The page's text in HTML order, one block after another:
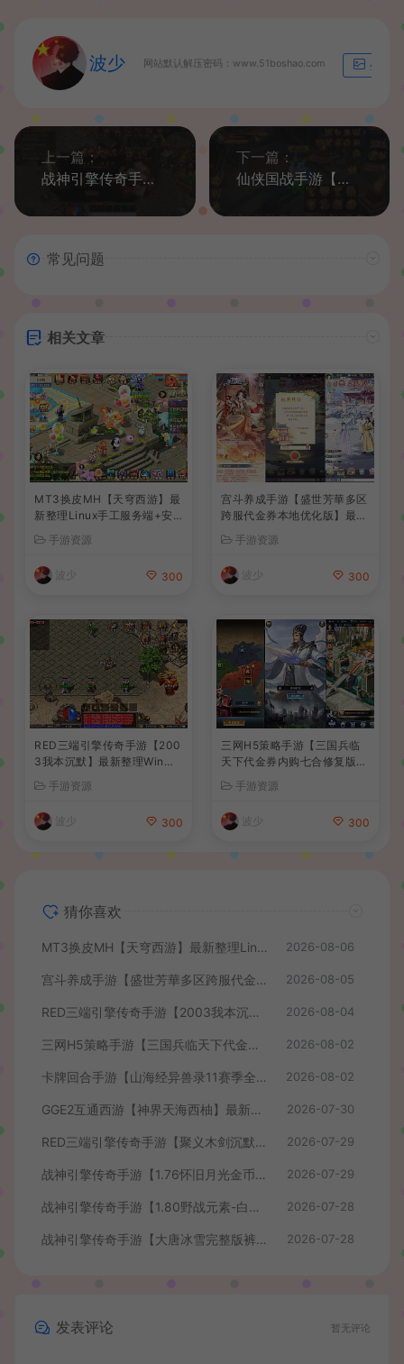
波少 网站默认解压密码：www.51boshao.com 生成海
上一篇：
战神引擎传奇手游【热血屠龙三职业[裤衩]免授权修复版】最新整理Win系一键服务端+安卓苹果双端+GM授权物品后台+详细搭建教程
下一篇：
仙侠国战手游【九州天下本地跨服版】最新整理Linux手工服务端+安卓苹果双端+运行后台+GM授权后台+详细搭建教程
常见问题
相关文章
MT3换皮MH【天穹西游】最
新整理Linux手工服务端+安
卓苹果双端+GM后台+详细搭
建教程+全套源码+视频教程
手游资源
波少 300
宫斗养成手游【盛世芳華多区
跨服代金券本地优化版】最新
整理单机一键即玩端+Linux
手工服务端+CDK授权后台
+安卓+详细搭建教程
手游资源
波少 300
RED三端引擎传奇手游【200
3我本沉默】最新整理Win系
服务端+安卓苹果PC三端+详
细搭建教程
手游资源
波少 300
三网H5策略手游【三国兵临
天下代金券内购七合修复版】
最新整理单机一键即玩镜像端
+Linux手工服务端+管理后台
+GM授权后台+简易安卓客户
端+详细搭建教程+视频教程
手游资源
波少 300
猜你喜欢
MT3换皮MH【天穹西游】最新整理Linux手工服务端+安卓苹果双端+GM后台+详细搭建教程+全套源码+视频教程 2026-08-06
宫斗养成手游【盛世芳華多区跨服代金券本地优化版】最新整理单机一键即玩端+Linux手工服务端+CDK授权后台+安卓+详细搭建教程 2026-08-05
RED三端引擎传奇手游【2003我本沉默】最新整理Win系服务端+安卓苹果PC三端+详细搭建教程 2026-08-04
三网H5策略手游【三国兵临天下代金券内购七合修复版】最新整理单机一键即玩镜像端+Linux手工服务端+管理后台+GM授权后台+简易安卓客户端+详细搭建教程+视频教程 2026-08-02
卡牌回合手游【山海经异兽录11赛季全人物代金券内购版】最新整理WIN系服务端+授权GM后台+管理后台+热更修改工具+安卓+详细搭建教程 2026-08-02
GGE2互通西游【神界天海西柚】最新整理Win系服务端+安卓苹果PC三端+内置GM工具+全套源码+详细搭建教程+视频教程 2026-07-30
RED三端引擎传奇手游【聚义木剑沉默高仿嘟嘟沉默】最新整理Win系服务端+安卓苹果PC三端+详细搭建教程 2026-07-29
战神引擎传奇手游【1.76怀旧月光金币版】最新整理Win系复古服务端+安卓苹果双端+GM授权物品后台+详细搭建教程 2026-07-29
战神引擎传奇手游【1.80野战元素-白猪7.2免授权】最新整理Win系特色服务端+安卓+GM授权物品后台+详细搭建教程 2026-07-28
战神引擎传奇手游【大唐冰雪完整版裤衩7.0免授权】最新整理Win系特色服务端+GM授权后台+安卓苹果双端+详细搭建教程 2026-07-28
发表评论 暂无评论